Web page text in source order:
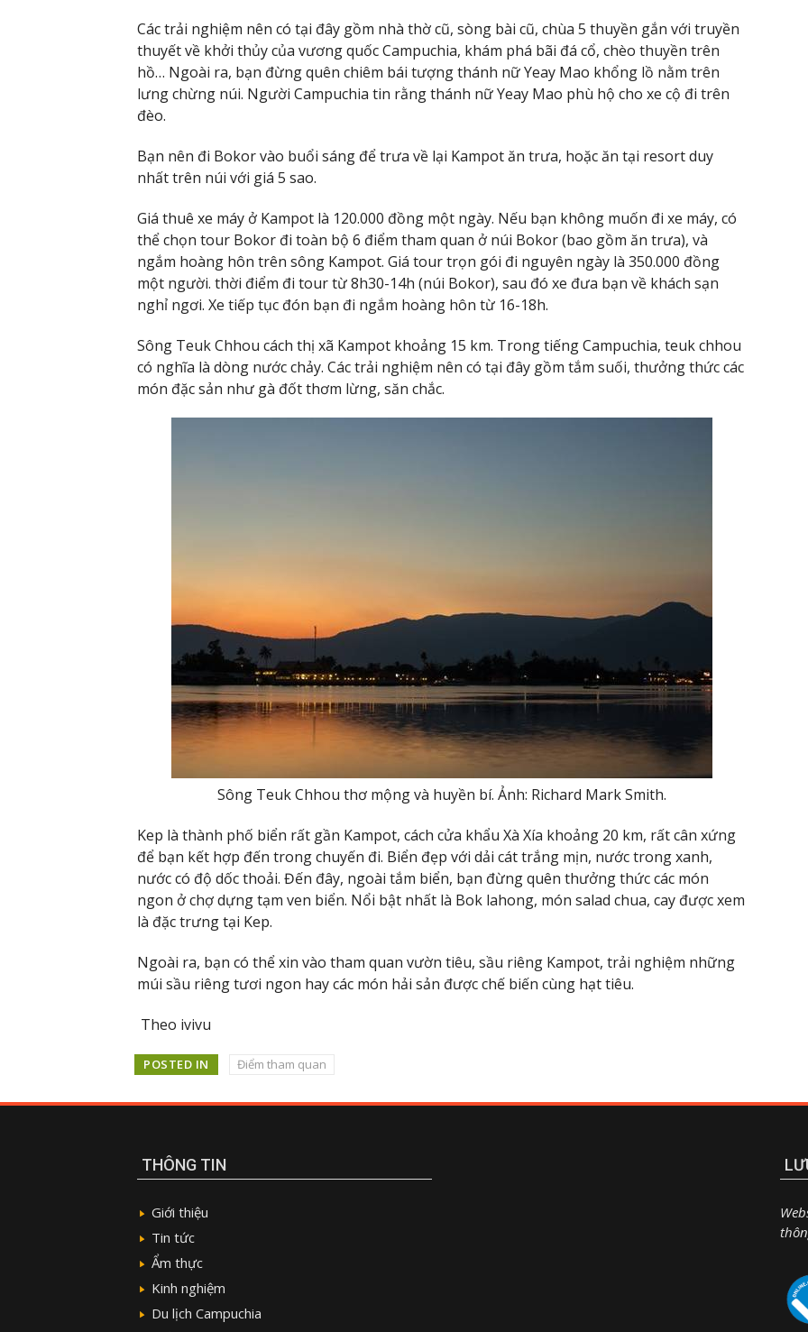
Các trải nghiệm nên có tại đây gồm nhà thờ cũ, sòng bài cũ, chùa 5 thuyền gắn với truyền
thuyết về khởi thủy của vương quốc Campuchia, khám phá bãi đá cổ, chèo thuyền trên
hồ… Ngoài ra, bạn đừng quên chiêm bái tượng thánh nữ Yeay Mao khổng lồ nằm trên
lưng chừng núi. Người Campuchia tin rằng thánh nữ Yeay Mao phù hộ cho xe cộ đi trên
đèo.
Bạn nên đi Bokor vào buổi sáng để trưa về lại Kampot ăn trưa, hoặc ăn tại resort duy
nhất trên núi với giá 5 sao.
Giá thuê xe máy ở Kampot là 120.000 đồng một ngày. Nếu bạn không muốn đi xe máy, có
thể chọn tour Bokor đi toàn bộ 6 điểm tham quan ở núi Bokor (bao gồm ăn trưa), và
ngắm hoàng hôn trên sông Kampot. Giá tour trọn gói đi nguyên ngày là 350.000 đồng
một người. thời điểm đi tour từ 8h30-14h (núi Bokor), sau đó xe đưa bạn về khách sạn
nghỉ ngơi. Xe tiếp tục đón bạn đi ngắm hoàng hôn từ 16-18h.
Sông Teuk Chhou cách thị xã Kampot khoảng 15 km. Trong tiếng Campuchia, teuk chhou
có nghĩa là dòng nước chảy. Các trải nghiệm nên có tại đây gồm tắm suối, thưởng thức các
món đặc sản như gà đốt thơm lừng, săn chắc.
Sông Teuk Chhou thơ mộng và huyền bí. Ảnh: Richard Mark Smith.
Kep là thành phố biển rất gần Kampot, cách cửa khẩu Xà Xía khoảng 20 km, rất cân xứng
để bạn kết hợp đến trong chuyến đi. Biển đẹp với dải cát trắng mịn, nước trong xanh,
nước có độ dốc thoải. Đến đây, ngoài tắm biển, bạn đừng quên thưởng thức các món
ngon ở chợ dựng tạm ven biển. Nổi bật nhất là Bok lahong, món salad chua, cay được xem
là đặc trưng tại Kep.
Ngoài ra, bạn có thể xin vào tham quan vườn tiêu, sầu riêng Kampot, trải nghiệm những
múi sầu riêng tươi ngon hay các món hải sản được chế biến cùng hạt tiêu.
Theo ivivu
POSTED IN Điểm tham quan
THÔNG TIN
Giới thiệu
Tin tức
Ẩm thực
Kinh nghiệm
Du lịch Campuchia